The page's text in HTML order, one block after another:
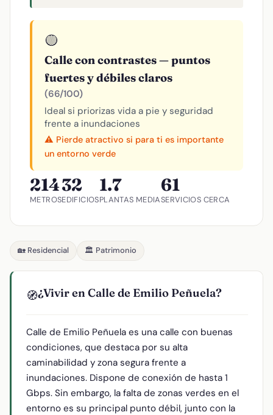
🟡
Calle con contrastes — puntos
fuertes y débiles claros
(66/100)
Ideal si priorizas vida a pie y seguridad
frente a inundaciones
⚠️ Pierde atractivo si para ti es importante
un entorno verde
214
METROS
32
EDIFICIOS
1.7
PLANTAS MEDIA
61
SERVICIOS CERCA
🏡 Residencial 🏛️ Patrimonio
🧭¿Vivir en Calle de Emilio Peñuela?
Calle de Emilio Peñuela es una calle con buenas
condiciones, que destaca por su alta
caminabilidad y zona segura frente a
inundaciones. Dispone de conexión de hasta 1
Gbps. Sin embargo, la falta de zonas verdes en el
entorno es su principal punto débil, junto con la